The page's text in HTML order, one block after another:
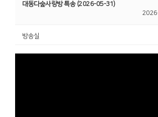
대동다숲사랑방 특송 (2026-05-31)
방송실